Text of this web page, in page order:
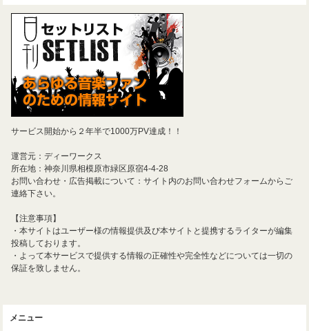
サービス開始から２年半で1000万PV達成！！
運営元：ディーワークス
所在地：神奈川県相模原市緑区原宿4-4-28
お問い合わせ・広告掲載について：サイト内のお問い合わせフォームからご
連絡下さい。
【注意事項】
・本サイトはユーザー様の情報提供及び本サイトと提携するライターが編集
投稿しております。
・よって本サービスで提供する情報の正確性や完全性などについては一切の
保証を致しません。
メニュー